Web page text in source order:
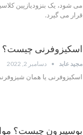
می شود، یک بنزودیازپین
قرار می گیرد.
اسکیزوفرنی چیست؟
مجید عابد دسامبر 2, 2022
اسکیزوفرنی یا همان
بوسپیرون چیست؟